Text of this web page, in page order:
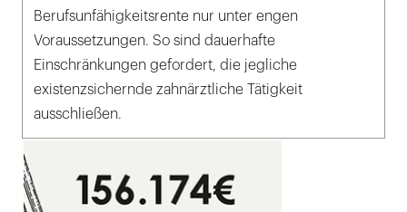
Berufsunfähigkeitsrente nur unter engen
Voraussetzungen. So sind dauerhafte
Einschränkungen gefordert, die jegliche
existenzsichernde zahnärztliche Tätigkeit
ausschließen.